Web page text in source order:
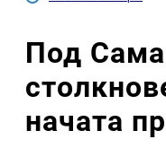
Под
начата